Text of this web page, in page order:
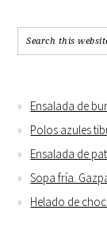
Ensalada de
Polos azules
Ensalada de
Sopa fría.
Helado de